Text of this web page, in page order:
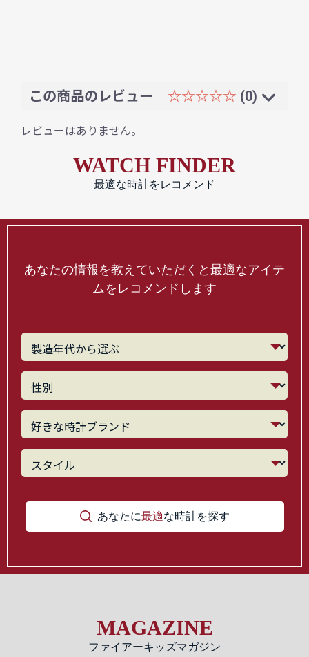
この商品のレビュー ☆☆☆☆☆ (0)
レビューはありません。
WATCH FINDER
最適な時計をレコメンド
あなたの情報を教えていただくと最適なアイテ
ムをレコメンドします
あなたに最適な時計を探す
MAGAZINE
ファイアーキッズマガジン